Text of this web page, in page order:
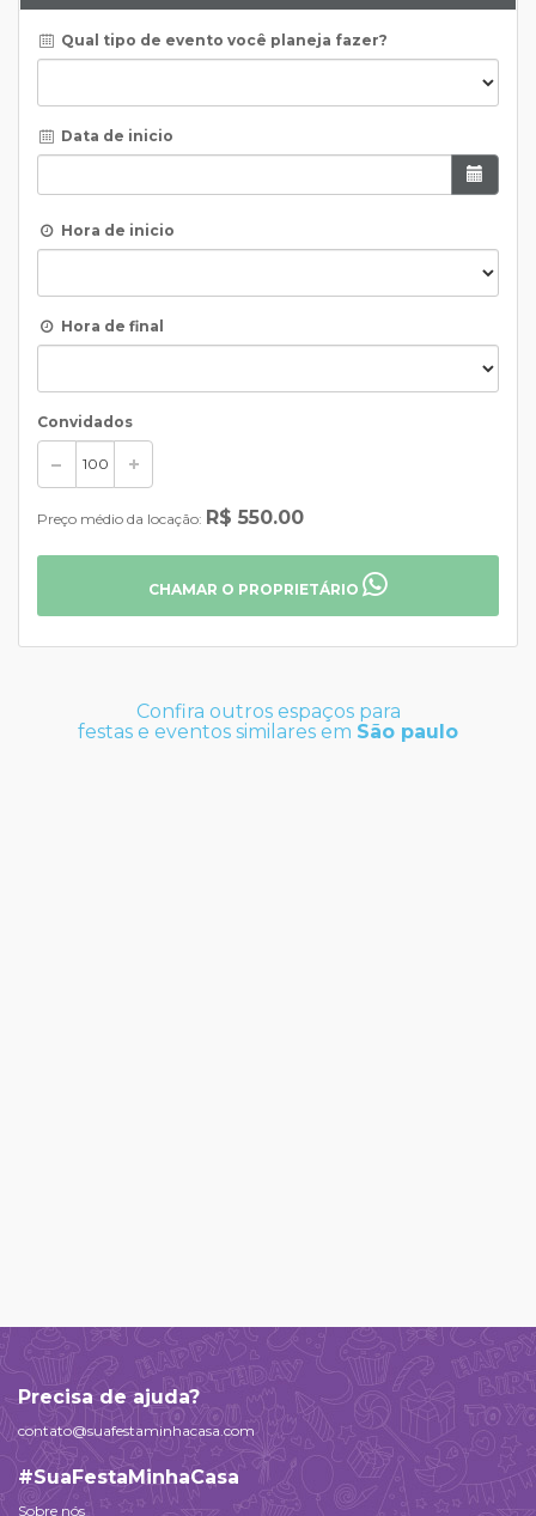
Qual tipo de evento você planeja fazer?
Data de inicio
Hora de inicio
Hora de final
Convidados
Preço médio da locação: R$ 550.00
CHAMAR O PROPRIETÁRIO
Confira outros espaços para
festas e eventos similares em São paulo
Precisa de ajuda?
contato@suafestaminhacasa.com
#SuaFestaMinhaCasa
Sobre nós